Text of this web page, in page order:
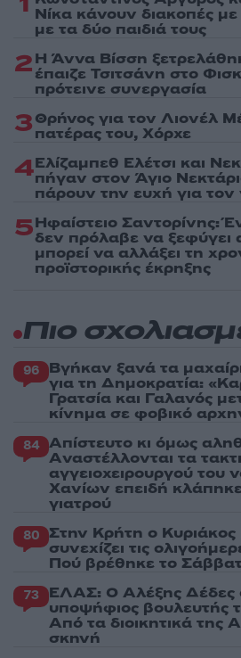
Νίκα κάνουν διακοπές με
με τα δύο παιδιά τους
2Η Άννα Βίσση
έπαιζε Τσιτσάνη στο
πρότεινε συνεργασία
3Θρήνος για τον Λιονέλ
πατέρας του, Χόρχε
4Ελίζαμπεθ Ελέτσι και
πήγαν στον Άγιο
πάρουν την ευχή για τον
5Ηφαίστειο Σαντορίνης:
δεν πρόλαβε να ξεφύγει
μπορεί να αλλάξει τη
προϊστορικής έκρηξης
Πιο
96 Βγήκαν ξανά τα
για τη Δημοκρατία:
Γρατσία και Γαλανός
κίνημα σε φοβικό
84 Απίστευτο κι όμως
Aναστέλλονται τα
αγγειοχειρουργού του
Χανίων επειδή
γιατρού
80 Στην Κρήτη ο
συνεχίζει τις
Πού βρέθηκε το
73 ΕΛΑΣ: Ο Αλέξης Δέδες
υποψήφιος βουλευτής
Από τα διοικητικά της
σκηνή